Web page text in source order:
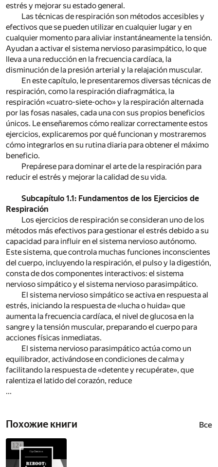
estrés y mejorar su estado general.
Las técnicas de respiración son métodos accesibles y
efectivos que se pueden utilizar en cualquier lugar y en
cualquier momento para aliviar instantáneamente la tensión.
Ayudan a activar el sistema nervioso parasimpático, lo que
lleva a una reducción en la frecuencia cardíaca, la
disminución de la presión arterial y la relajación muscular.
En este capítulo, le presentaremos diversas técnicas de
respiración, como la respiración diafragmática, la
respiración «cuatro-siete-ocho» y la respiración alternada
por las fosas nasales, cada una con sus propios beneficios
únicos. Le enseñaremos cómo realizar correctamente estos
ejercicios, explicaremos por qué funcionan y mostraremos
cómo integrarlos en su rutina diaria para obtener el máximo
beneficio.
Prepárese para dominar el arte de la respiración para
reducir el estrés y mejorar la calidad de su vida.
Subcapítulo 1.1: Fundamentos de los Ejercicios de
Respiración
Los ejercicios de respiración se consideran uno de los
métodos más efectivos para gestionar el estrés debido a su
capacidad para influir en el sistema nervioso autónomo.
Este sistema, que controla muchas funciones inconscientes
del cuerpo, incluyendo la respiración, el pulso y la digestión,
consta de dos componentes interactivos: el sistema
nervioso simpático y el sistema nervioso parasimpático.
El sistema nervioso simpático se activa en respuesta al
estrés, iniciando la respuesta de «lucha o huida» que
aumenta la frecuencia cardíaca, el nivel de glucosa en la
sangre y la tensión muscular, preparando el cuerpo para
acciones físicas inmediatas.
El sistema nervioso parasimpático actúa como un
equilibrador, activándose en condiciones de calma y
facilitando la respuesta de «detente y recupérate», que
ralentiza el latido del corazón, reduce
...
Похожие книги Все